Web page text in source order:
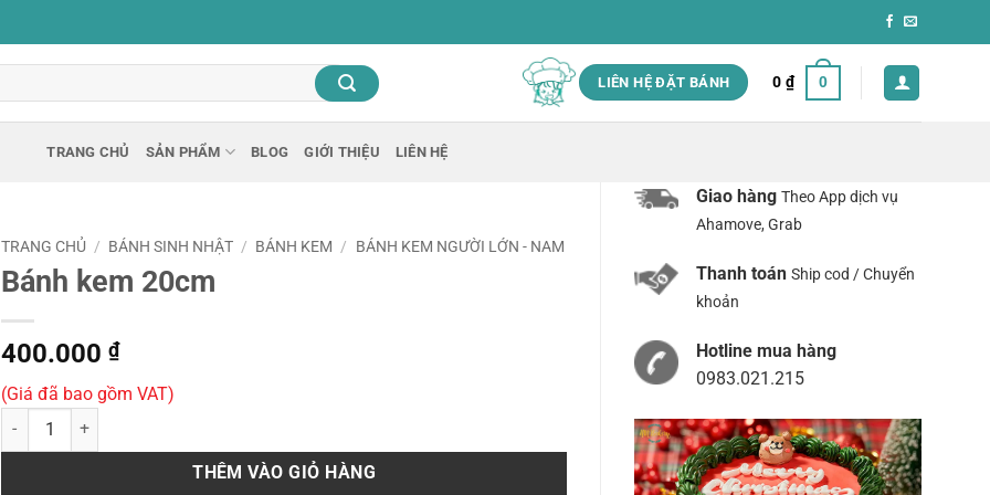
LIÊN HỆ ĐẶT BÁNH 0 ₫ 0
TRANG CHỦ SẢN PHẨM BLOG GIỚI THIỆU LIÊN HỆ
Giao hàng Theo App dịch vụ
Ahamove, Grab
Thanh toán Ship cod / Chuyển
khoản
Hotline mua hàng
0983.021.215
TRANG CHỦ / BÁNH SINH NHẬT / BÁNH KEM / BÁNH KEM NGƯỜI LỚN - NAM
Bánh kem 20cm
400.000₫
(Giá đã bao gồm VAT)
Bánh kem 20cm số lượng
THÊM VÀO GIỎ HÀNG